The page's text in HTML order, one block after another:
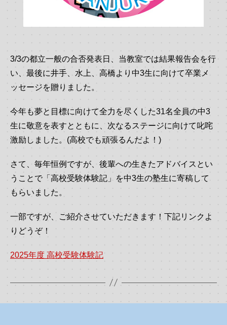
3/3の都立一般の合否発表日、当教室では結果報告会を行
い、最後に井手、水上、高橋より中3生に向けて卒業メ
ッセージを贈りました。
今年も夢と目標に向けて全力を尽くした31名全員の中3
生に敬意を表すとともに、次なるステージに向けて叱咤
激励しました。(高校でも頑張るんだよ！)
さて、毎年恒例ですが、後輩への生きたアドバイスとい
うことで「高校受験体験記」を中3生の塾生に寄稿して
もらいました。
一部ですが、ご紹介させていただきます！下記リンクよ
りどうぞ！
2025年度 高校受験体験記